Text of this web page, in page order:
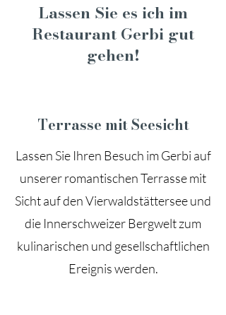
Lassen Sie es ich im
Restaurant Gerbi gut
gehen!
Terrasse mit Seesicht
Lassen Sie Ihren Besuch im Gerbi auf
unserer romantischen Terrasse mit
Sicht auf den Vierwaldstättersee und
die Innerschweizer Bergwelt zum
kulinarischen und gesellschaftlichen
Ereignis werden.